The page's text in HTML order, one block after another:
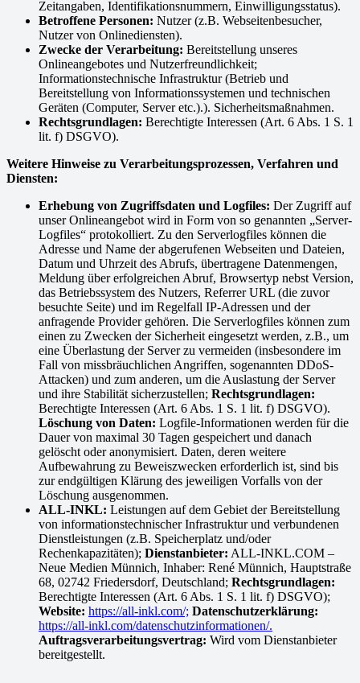
Zeitangaben, Identifikationsnummern, Einwilligungsstatus).
Betroffene Personen: Nutzer (z.B. Webseitenbesucher,
Nutzer von Onlinediensten).
Zwecke der Verarbeitung: Bereitstellung unseres
Onlineangebotes und Nutzerfreundlichkeit;
Informationstechnische Infrastruktur (Betrieb und
Bereitstellung von Informationssystemen und technischen
Geräten (Computer, Server etc.).). Sicherheitsmaßnahmen.
Rechtsgrundlagen: Berechtigte Interessen (Art. 6 Abs. 1 S. 1
lit. f) DSGVO).
Weitere Hinweise zu Verarbeitungsprozessen, Verfahren und
Diensten:
Erhebung von Zugriffsdaten und Logfiles: Der Zugriff auf
unser Onlineangebot wird in Form von so genannten „Server-
Logfiles“ protokolliert. Zu den Serverlogfiles können die
Adresse und Name der abgerufenen Webseiten und Dateien,
Datum und Uhrzeit des Abrufs, übertragene Datenmengen,
Meldung über erfolgreichen Abruf, Browsertyp nebst Version,
das Betriebssystem des Nutzers, Referrer URL (die zuvor
besuchte Seite) und im Regelfall IP-Adressen und der
anfragende Provider gehören. Die Serverlogfiles können zum
einen zu Zwecken der Sicherheit eingesetzt werden, z.B., um
eine Überlastung der Server zu vermeiden (insbesondere im
Fall von missbräuchlichen Angriffen, sogenannten DDoS-
Attacken) und zum anderen, um die Auslastung der Server
und ihre Stabilität sicherzustellen; Rechtsgrundlagen:
Berechtigte Interessen (Art. 6 Abs. 1 S. 1 lit. f) DSGVO).
Löschung von Daten: Logfile-Informationen werden für die
Dauer von maximal 30 Tagen gespeichert und danach
gelöscht oder anonymisiert. Daten, deren weitere
Aufbewahrung zu Beweiszwecken erforderlich ist, sind bis
zur endgültigen Klärung des jeweiligen Vorfalls von der
Löschung ausgenommen.
ALL-INKL: Leistungen auf dem Gebiet der Bereitstellung
von informationstechnischer Infrastruktur und verbundenen
Dienstleistungen (z.B. Speicherplatz und/oder
Rechenkapazitäten); Dienstanbieter: ALL-INKL.COM –
Neue Medien Münnich, Inhaber: René Münnich, Hauptstraße
68, 02742 Friedersdorf, Deutschland; Rechtsgrundlagen:
Berechtigte Interessen (Art. 6 Abs. 1 S. 1 lit. f) DSGVO);
Website: https://all-inkl.com/; Datenschutzerklärung:
https://all-inkl.com/datenschutzinformationen/.
Auftragsverarbeitungsvertrag: Wird vom Dienstanbieter
bereitgestellt.